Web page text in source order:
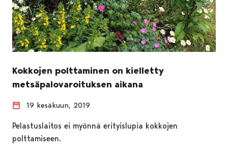
Kokkojen polttaminen on kielletty
metsäpalovaroituksen aikana
19 kesäkuun, 2019
Pelastuslaitos ei myönnä erityislupia kokkojen
polttamiseen.